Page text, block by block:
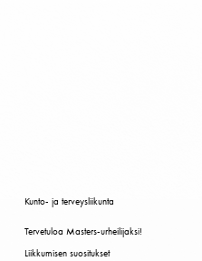
Kunto- ja terveysliikunta
Tervetuloa Masters-urheilijaksi!
Liikkumisen suositukset